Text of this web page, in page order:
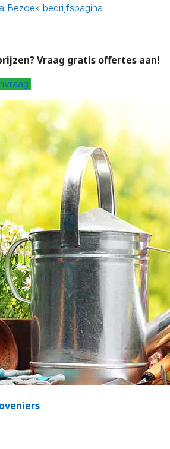
Bezoek bedrijfspagina
Vraag gratis offertes aan!